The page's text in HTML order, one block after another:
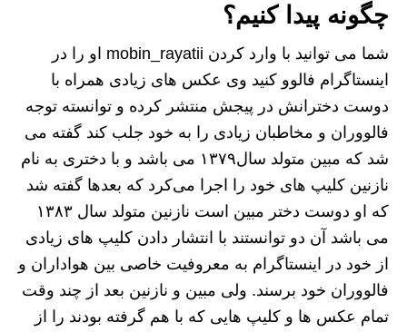
چگونه پیدا کنیم؟
شما می توانید با وارد کردن mobin_rayatii او را در
اینستاگرام فالوو کنید وی عکس های زیادی همراه با
دوست دخترانش در پیجش منتشر کرده و توانسته توجه
فالووران و مخاطبان زیادی را به خود جلب کند گفته می
شد که مبین متولد سال۱۳۷۹ می باشد و با دختری به نام
نازنین کلیپ های خود را اجرا می‌کرد که بعدها گفته شد
که او دوست دختر مبین است نازنین متولد سال ۱۳۸۳
می باشد آن دو توانستند با انتشار دادن کلیپ های زیادی
از خود در اینستاگرام به معروفیت خاصی بین هواداران و
فالووران خود برسند. ولی مبین و نازنین بعد از چند وقت
تمام عکس ها و کلیپ هایی که با هم گرفته بودند را از